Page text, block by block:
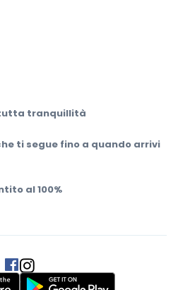
tutta tranquillità
ti segue fino a quando arrivi
al 100%
.
.